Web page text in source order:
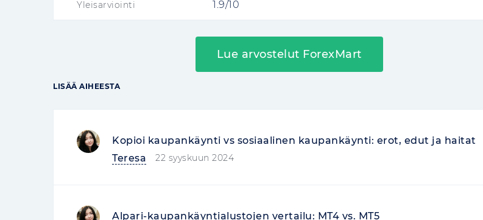
Yleisarviointi 1.9/10
Lue arvostelut ForexMart
LISÄÄ AIHEESTA
Kopioi kaupankäynti vs sosiaalinen kaupankäynti: erot, edut ja haitat
Teresa
22 syyskuun 2024
Alpari-kaupankäyntialustojen vertailu: MT4 vs. MT5